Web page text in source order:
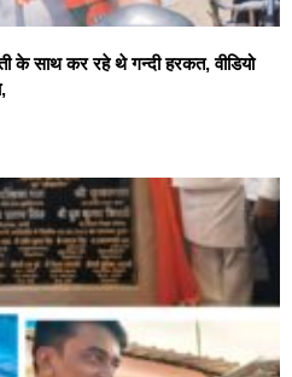
के साथ कर रहे थे गन्दी हरकत, वीडियो